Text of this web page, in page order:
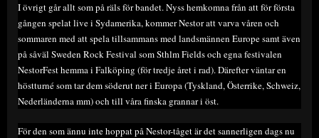
I övrigt går allt som på räls för bandet. Nyss hemkomna från att för första
gången spelat live i Sydamerika, kommer Nestor att varva våren och
sommaren med att spela tillsammans med landsmännen Europe samt även
på såväl Sweden Rock Festival som Sthlm Fields och egna festivalen
NestorFest hemma i Falköping (för tredje året i rad). Därefter väntar en
höstturné som tar dem söderut ner i Europa (Tyskland, Österrike, Schweiz,
Nederländerna mm) och till våra finska grannar i öst.
För den som ännu inte hoppat på Nestor-tåget är det sannerligen dags nu